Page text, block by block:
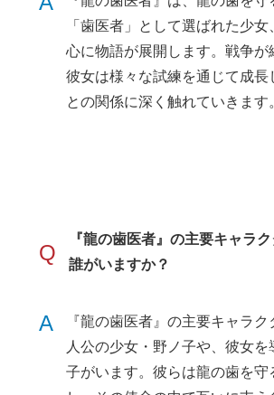
「歯医者」として選ばれた少女
心に物語が展開します。戦争が
彼女は様々な試練を通じて成長
との関係に深く触れていきます
Q
『龍の歯医者』の主要キャラ
誰がいますか？
A
『龍の歯医者』の主要キャラ
人公の少女・野ノ子や、彼女を
子がいます。彼らは龍の歯を守